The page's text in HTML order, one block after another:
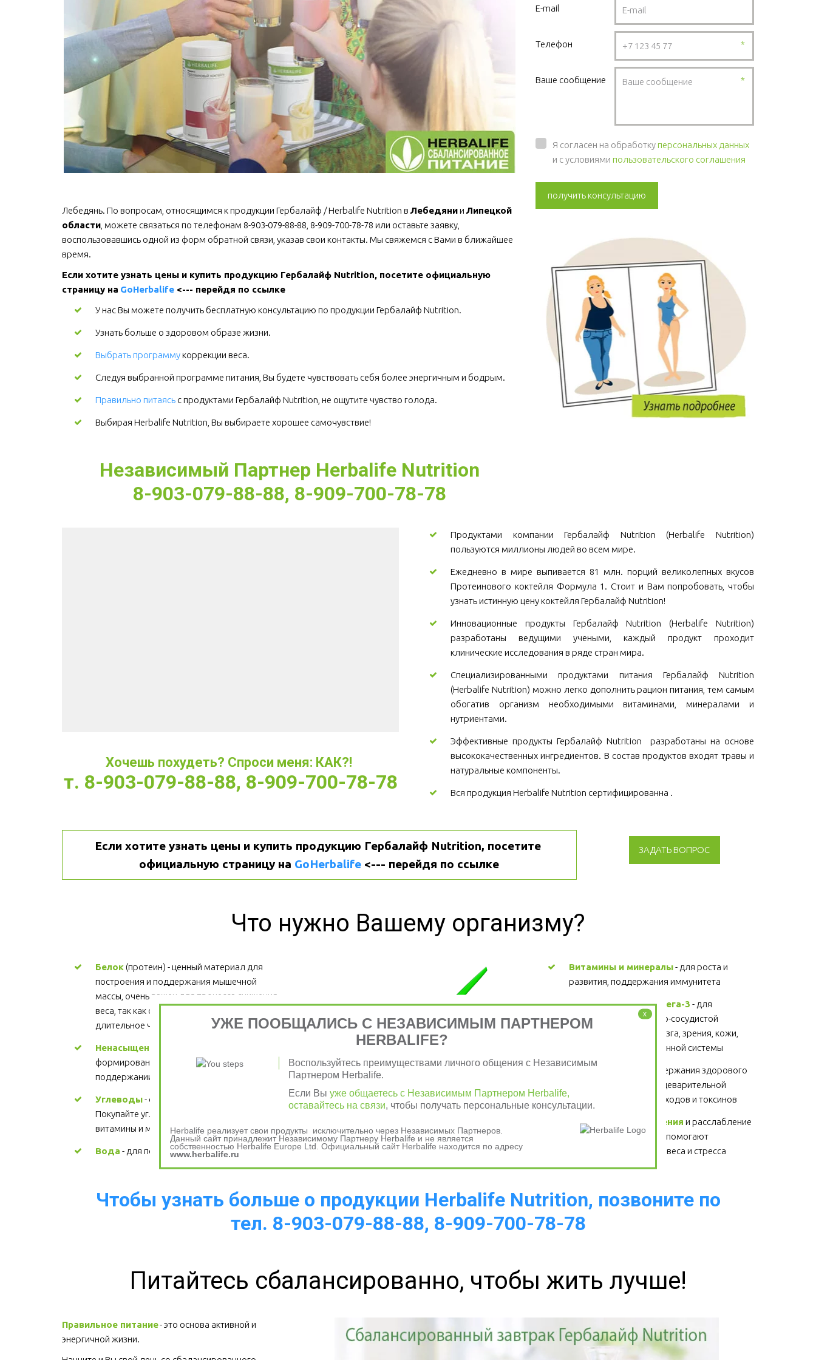
Лебедянь. По вопросам, относящимся к продукции Гербалайф / Herbalife Nutrition в Лебедяни и Липецкой
области, можете связаться по телефонам 8-903-079-88-88, 8-909-700-78-78 или оставьте заявку,
воспользовавшись одной из форм обратной связи, указав свои контакты. Мы свяжемся с Вами в ближайшее
время.
Если хотите узнать цены и купить продукцию Гербалайф Nutrition, посетите официальную
страницу на GoHerbalife <--- перейдя по ссылке
У нас Вы можете получить бесплатную консультацию по продукции Гербалайф Nutrition.
Узнать больше о здоровом образе жизни.
Выбрать программукоррекции веса.
Следуя выбранной программе питания, Вы будете чувствовать себя более энергичным и бодрым.
Правильно питаясь с продуктами Гербалайф Nutrition, не ощутите чувство голода.
Выбирая Herbalife Nutrition, Вы выбираете хорошее самочувствие!
Независимый Партнер Herbalife Nutrition
8-903-079-88-88, 8-909-700-78-78
E-mail
Телефон *
Ваше сообщение *
Я согласен на обработкуперсональных данных
и с условиями пользовательского соглашения
получить консультацию
Хочешь похудеть? Спроси меня: КАК?!
т. 8-903-079-88-88, 8-909-700-78-78
Продуктами компании Гербалайф Nutrition (Herbalife Nutrition)
пользуются миллионы людей во всем мире.
Ежедневно в мире выпивается 81 млн. порций великолепных вкусов
Протеинового коктейля Формула 1. Стоит и Вам попробовать, чтобы
узнать истинную цену коктейля Гербалайф Nutrition!
Инновационные продукты Гербалайф Nutrition (Herbalife Nutrition)
разработаны ведущими учеными, каждый продукт проходит
клинические исследования в ряде стран мира.
Специализированными продуктами питания Гербалайф Nutrition
(Herbalife Nutrition) можно легко дополнить рацион питания, тем самым
обогатив организм необходимыми витаминами, минералами и
нутриентами.
Эффективные продукты Гербалайф Nutrition разработаны на основе
высококачественных ингредиентов. В состав продуктов входят травы и
натуральные компоненты.
Вся продукция Herbalife Nutrition сертифицированна .
Если хотите узнать цены и купить продукцию Гербалайф Nutrition, посетите
официальную страницу на GoHerbalife <--- перейдя по ссылке
ЗАДАТЬ ВОПРОС
Что нужно Вашему организму?
Белок (протеин) - ценный материал для
построения и поддержания мышечной
массы, очень важен для процесса снижения
веса, так как обеспечивает более
длительное чувство сытости.
Ненасыщенные жиры
формировании структуры каждой клетки,
поддержании здорового сердца. Цена
Углеводы - основной источник энергии.
Покупайте углеводы, содержащие
витамины и минералы.
Вода - для поддержания водного баланса
Витамины и минералы - для роста и
развития, поддержания иммунитета
Жирные кислоты Омега-3 - для
поддержания сердечно-сосудистой
системы, головного мозга, зрения, кожи,
суставов, волос и иммунной системы
- для поддержания здорового
функционирования пищеварительной
системы, выведение отходов и токсинов
Физические упражнения и расслабление
- для здоровья сердца, помогают
избавиться от лишнего веса и стресса
Чтобы узнать больше о продукции Herbalife Nutrition, позвоните по
тел. 8-903-079-88-88, 8-909-700-78-78
Питайтесь сбалансированно, чтобы жить лучше!
Правильное питание - это основа активной и
энергичной жизни.
x
УЖЕ ПООБЩАЛИСЬ С НЕЗАВИСИМЫМ ПАРТНЕРОМ
HERBALIFE?
Воспользуйтесь преимуществами личного общения с Независимым
Партнером Herbalife.
Если Вы уже общаетесь с Независимым Партнером Herbalife,
оставайтесь на связи, чтобы получать персональные консультации.
Herbalife реализует свои продукты исключительно через Независимых Партнеров.
Данный сайт принадлежит Независимому Партнеру Herbalife и не является
собственностью Herbalife Europe Ltd. Официальный сайт Herbalife находится по адресу
www.herbalife.ru